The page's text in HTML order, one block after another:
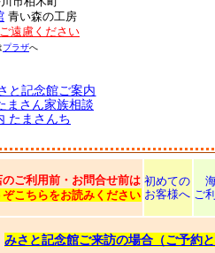
青い森の工房
遠慮ください
プラザへ
と記念館ご案内
まさん家族相談
たまさんち
のご利用前・お問合せ前は
ぞこちらをお読みください
初めての
お客様へ ご
みさと記念館ご来訪の場合（ご予約